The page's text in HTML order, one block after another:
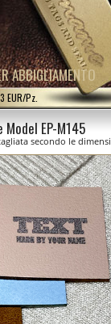
ABBIGLIAMENTO
EUR/Pz.
EP-M145
secondo le